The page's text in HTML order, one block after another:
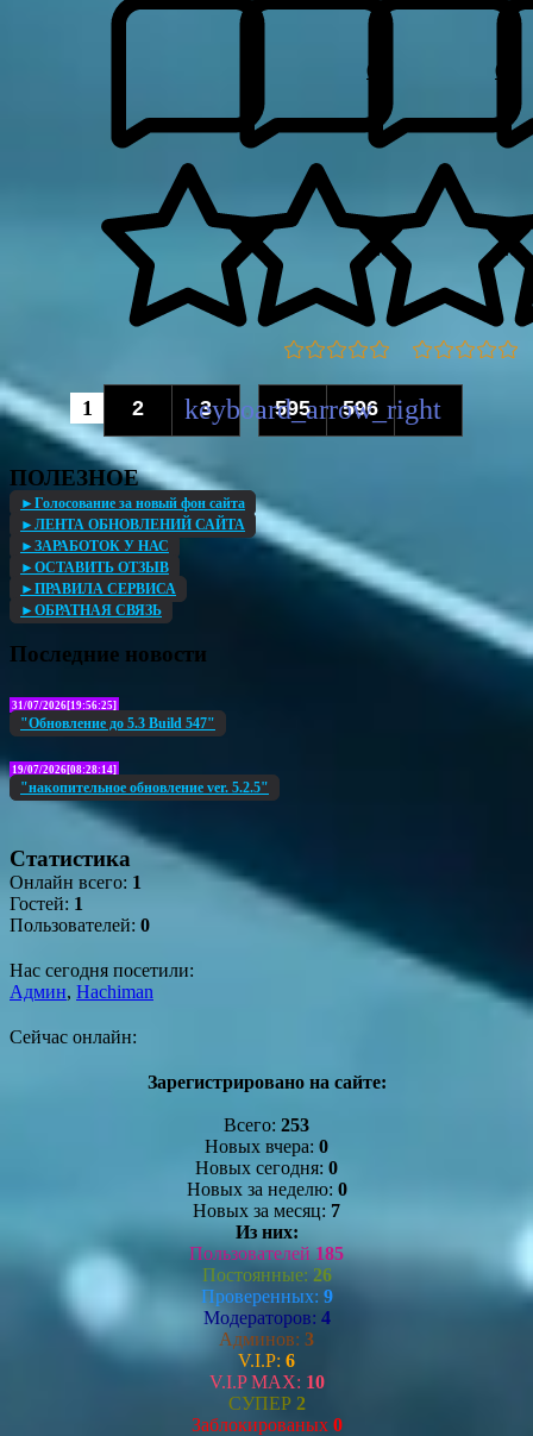
0
0.0
0
0.0
1 2 3 ... 595 596
ПОЛЕЗНОЕ
►Голосование за новый фон сайта
►ЛЕНТА ОБНОВЛЕНИЙ САЙТА
►ЗАРАБОТОК У НАС
►ОСТАВИТЬ ОТЗЫВ
►ПРАВИЛА СЕРВИСА
►ОБРАТНАЯ СВЯЗЬ
Последние новости
31/07/2026[19:56:25]
"Обновление до 5.3 Build 547"
19/07/2026[08:28:14]
"накопительное обновление ver. 5.2.5"
Статистика
Онлайн всего: 1
Гостей: 1
Пользователей: 0
Нас сегодня посетили:
Админ, Hachiman
Сейчас онлайн:
Зарегистрировано на сайте:
Всего: 253
Новых вчера: 0
Новых сегодня: 0
Новых за неделю: 0
Новых за месяц: 7
Из них:
Пользователей 185
Постоянные: 26
Проверенных: 9
Модераторов: 4
Админов: 3
V.I.P: 6
V.I.P MAX: 10
СУПЕР 2
Заблокированых 0